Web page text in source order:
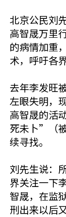
北京公民刘
高智晟万里
的病情加重
术，呼吁各
去年李发旺
左眼失明，
高智晟的活
死未卜”（
续寻找。
刘先生说：
界关注一下
智晟，在监
刑出来以后